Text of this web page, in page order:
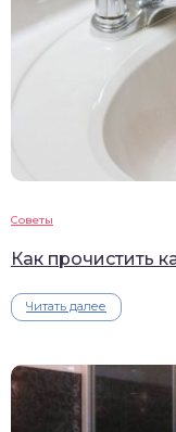
Советы
Как прочистить
Читать далее